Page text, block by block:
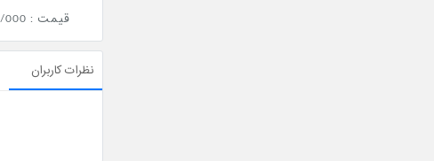
قیمت : 64/895/000
نظرات کاربران